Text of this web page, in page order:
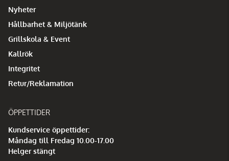
Nyheter
Hållbarhet & Miljötänk
Grillskola & Event
Kallrök
Integritet
Retur/Reklamation
ÖPPETTIDER
Kundservice öppettider:
Måndag till Fredag 10.00-17.00
Helger stängt